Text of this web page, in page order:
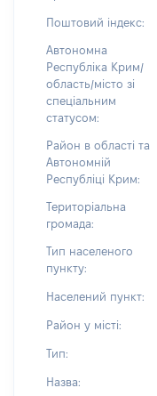
Поштовий індекс:
Автономна
Республіка Крим/
область/місто зі
спеціальним
статусом:
Район в області та
Автономній
Республіці Крим:
Територіальна
громада:
Тип населеного
пункту:
Населений пункт:
Район у місті:
Тип:
Назва: